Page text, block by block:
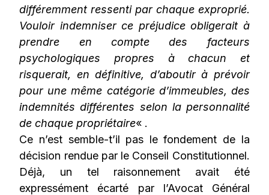
différemment ressenti par chaque exproprié.
Vouloir indemniser ce préjudice obligerait à
prendre en compte des facteurs
psychologiques propres à chacun et
risquerait, en définitive, d’aboutir à prévoir
pour une même catégorie d’immeubles, des
indemnités différentes selon la personnalité
de chaque propriétaire« .
Ce n’est semble-t’il pas le fondement de la
décision rendue par le Conseil Constitutionnel.
Déjà, un tel raisonnement avait été
expressément écarté par l’Avocat Général